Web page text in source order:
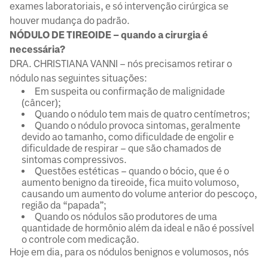
exames laboratoriais, e só intervenção cirúrgica se
houver mudança do padrão.
NÓDULO DE TIREOIDE – quando a cirurgia é
necessária?
DRA. CHRISTIANA VANNI – nós precisamos retirar o
nódulo nas seguintes situações:
Em suspeita ou confirmação de malignidade
(câncer);
Quando o nódulo tem mais de quatro centímetros;
Quando o nódulo provoca sintomas, geralmente
devido ao tamanho, como dificuldade de engolir e
dificuldade de respirar – que são chamados de
sintomas compressivos.
Questões estéticas – quando o bócio, que é o
aumento benigno da tireoide, fica muito volumoso,
causando um aumento do volume anterior do pescoço,
região da “papada”;
Quando os nódulos são produtores de uma
quantidade de hormônio além da ideal e não é possível
o controle com medicação.
Hoje em dia, para os nódulos benignos e volumosos, nós